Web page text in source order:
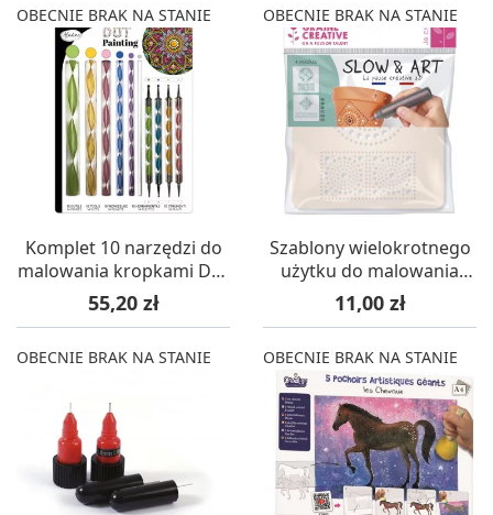
Komplet 10 narzędzi do
malowania kropkami Dot
Painting, Aladine
Cena
55,20 zł
OBECNIE BRAK NA STANIE
Szablony wielokrotnego
użytku do malowania
kropkami, Graine
Creative
Cena
11,00 zł
OBECNIE BRAK NA STANIE
OBECNIE BRAK NA STANIE OBECNIE BRAK NA STANIE